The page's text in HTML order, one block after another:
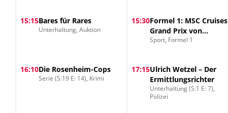
15:15Bares für Rares
Unterhaltung, Auktion
16:10Die Rosenheim-Cops
Serie (S:19 E: 14), Krimi
15:30Formel 1: MSC Cruises
Grand Prix von
Barcelona-Katalonien
Sport, Formel 1
17:15Ulrich Wetzel – Der
Ermittlungsrichter
Unterhaltung (S:1 E: 7),
Polizei